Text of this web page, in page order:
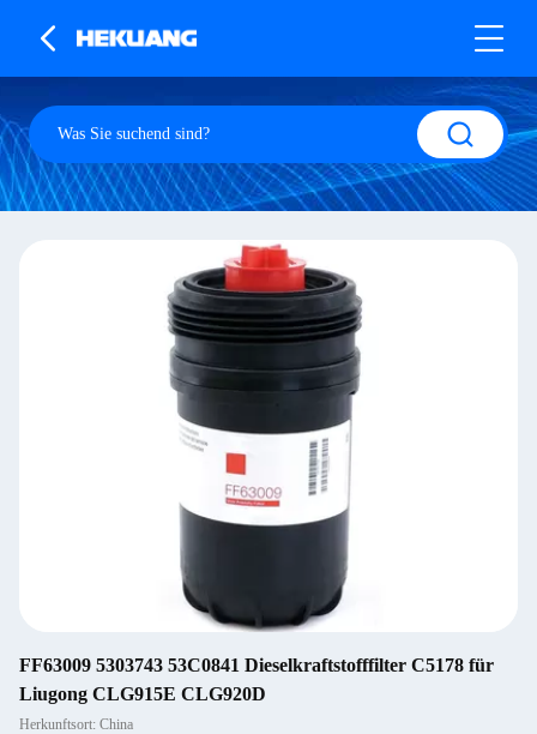
FF63009 5303743 53C0841 Dieselkraftstofffilter C5178 für
Liugong CLG915E CLG920D
Herkunftsort: China